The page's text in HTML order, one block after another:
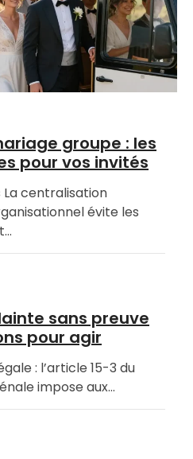
groupe : les
pour vos invités
La centralisation
évite les
sans preuve
pour agir
: l’article 15-3 du
impose aux…